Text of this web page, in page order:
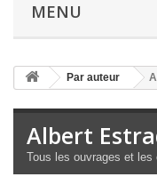
MENU
Par auteur
Albert
Tous les ouvrages et